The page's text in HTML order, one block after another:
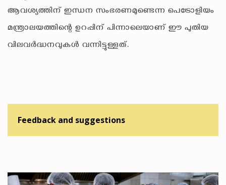
ആവശ്യത്തിന് ഇന്ധന സംഭരണമുണ്ടെന്ന പെട്രോളിയം
മന്ത്രാലയത്തിന്റെ ഉറപ്പിന് പിന്നാലെയാണ് ഈ പുതിയ
വിലവർദ്ധനവുകൾ വന്നിട്ടുള്ളത്.
Feedback and suggestions